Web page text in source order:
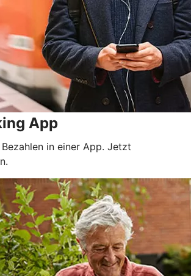
App
in einer App. Jetzt